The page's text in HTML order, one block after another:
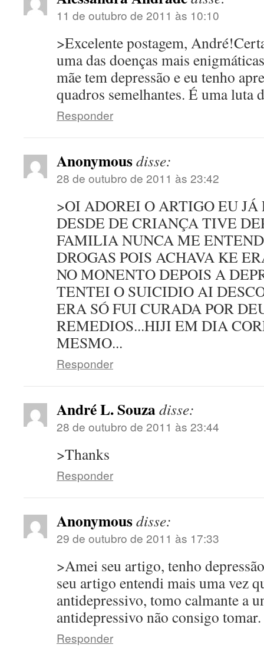
11 de outubro de 2011 às 10:10
>Excelente postagem,
uma das doenças mais
mãe tem depressão e eu tenho
quadros semelhantes. É uma luta
Responder
Anonymousdisse:
28 de outubro de 2011 às 23:42
>OI ADOREI O ARTIGO EU JÁ
DESDE DE CRIANÇA TIVE
FAMILIA NUNCA ME
DROGAS POIS ACHAVA KE
NO MONENTO DEPOIS A
TENTEI O SUICIDIO AI
ERA SÓ FUI CURADA POR
REMEDIOS...HIJI EM DIA
MESMO...
Responder
André L. Souzadisse:
28 de outubro de 2011 às 23:44
>Thanks
Responder
Anonymousdisse:
29 de outubro de 2011 às 17:33
>Amei seu artigo, tenho
seu artigo entendi mais uma vez
antidepressivo, tomo calmante a
antidepressivo não consigo
Responder